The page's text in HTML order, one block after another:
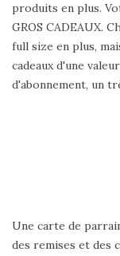
produits en plus.
GROS CADEAUX.
full size en plus,
cadeaux d'une
d'abonnement, un
Une carte de
des remises et des